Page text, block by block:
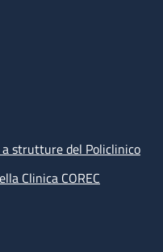
strutture del Policlinico
Clinica COREC